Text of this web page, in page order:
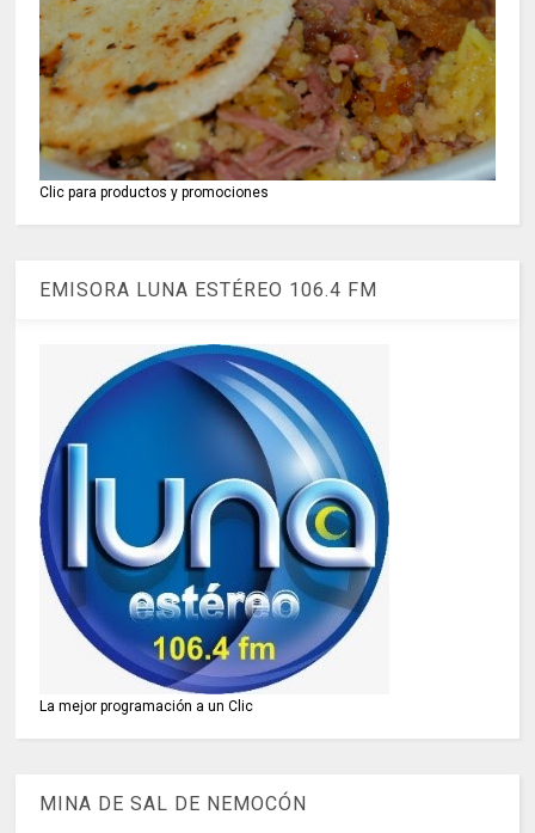
Clic para productos y promociones
EMISORA LUNA ESTÉREO 106.4 FM
La mejor programación a un Clic
MINA DE SAL DE NEMOCÓN